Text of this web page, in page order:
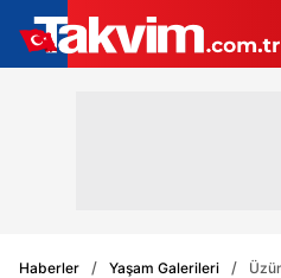
Haberler Yaşam Galerileri